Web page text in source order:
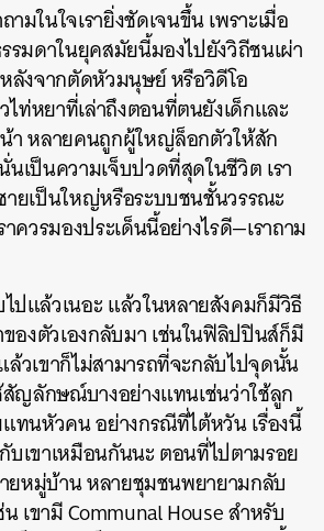
มในใจเรายิ่งชัดเจนขึ้น เพราะเมื่อ
รมดาในยุคสมัยนี้มองไปยังวิถีชนเผ่า
ลังจากตัดหัวมนุษย์ หรือวิดีโอ
ท่หยาที่เล่าถึงตอนที่ตนยังเด็กและ
า หลายคนถูกผู้ใหญ่ล็อกตัวให้สัก
เป็นความเจ็บปวดที่สุดในชีวิต เรา
ยเป็นใหญ่หรือระบบชนชั้นวรรณะ
ควรมองประเด็นนี้อย่างไรดี—เราถาม
ปแล้วเนอะ แล้วในหลายสังคมก็มีวิธี
องตัวเองกลับมา เช่นในฟิลิปปินส์ก็มี
วเขาก็ไม่สามารถที่จะกลับไปจุดนั้น
สัญลักษณ์บางอย่างแทนเช่นว่าใช้ลูก
ทนหัวคน อย่างกรณีที่ไต้หวัน เรื่องนี้
บเขาเหมือนกันนะ ตอนที่ไปตามรอย
ายหมู่บ้าน หลายชุมชนพยายามกลับ
เขามี Communal House สำหรับ